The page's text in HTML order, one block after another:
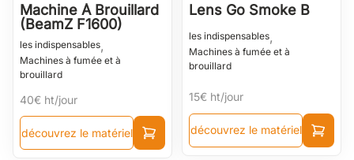
Machine À Brouillard
(BeamZ F1600)
les indispensables,
Machines à fumée et à
brouillard
40€ ht/jour
découvrez le matériel
Lens Go Smoke B
les indispensables,
Machines à fumée et à
brouillard
15€ ht/jour
découvrez le matériel